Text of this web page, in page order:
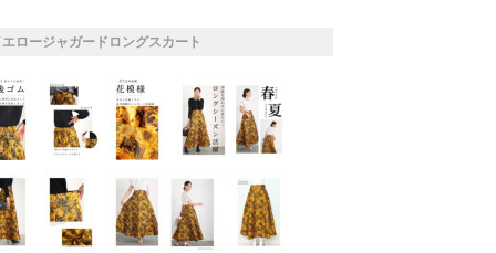
ロージャガードロングスカート